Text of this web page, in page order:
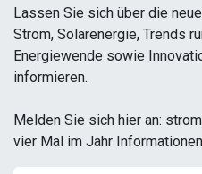
Lassen Sie sich über die
Strom, Solarenergie, Trends
Energiewende sowie
informieren.
Melden Sie sich hier an:
vier Mal im Jahr